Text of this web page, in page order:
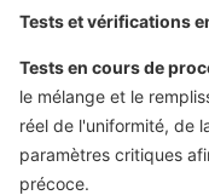
Tests et vérifications
Tests en cours de
le mélange et le
réel de l'uniformité, de
paramètres critiques
précoce.